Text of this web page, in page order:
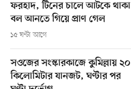
ফরহাদ, টিনের চালে আটকে থাকা
বল আনতে গিয়ে প্রাণ গেল
১৫ ঘণ্টা আগে
সওজের সংস্কারকাজে কুমিল্লায় ২০
কিলোমিটার যানজট, ঘণ্টার পর